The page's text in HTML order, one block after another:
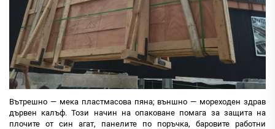
Вътрешно — мека пластмасова пяна; външно — мореходен здрав
дървен калъф. Този начин на опаковане помага за защита на
плочите от син агат, панелите по поръчка, баровите работни